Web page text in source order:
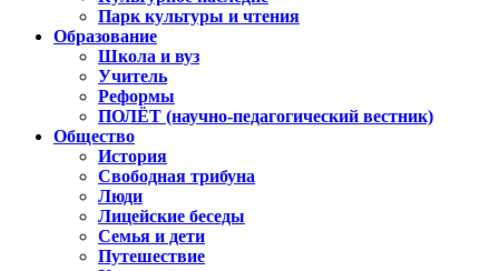
Парк культуры и чтения
Образование
Школа и вуз
Учитель
Реформы
ПОЛЁТ (научно-педагогический вестник)
Общество
История
Свободная трибуна
Люди
Лицейские беседы
Семья и дети
Путешествие